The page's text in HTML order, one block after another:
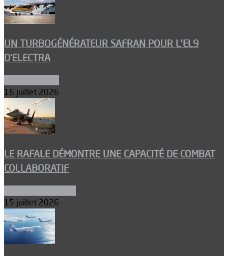
UN TURBOGÉNÉRATEUR SAFRAN POUR L’EL9
D’ELECTRA
16 juillet 2026
LE RAFALE DÉMONTRE UNE CAPACITÉ DE COMBAT
COLLABORATIF
15 juillet 2026